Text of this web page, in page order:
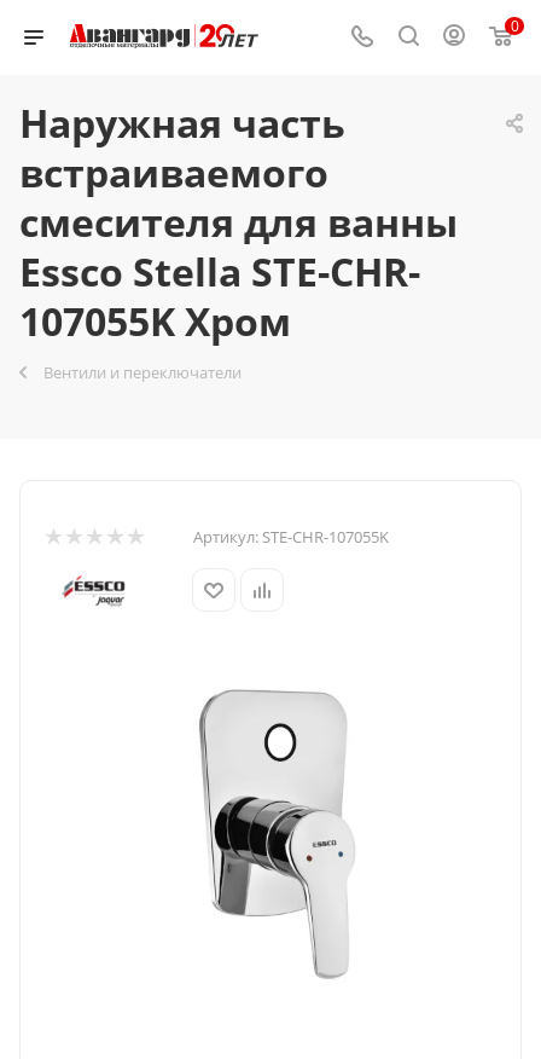
0
Наружная часть
встраиваемого
смесителя для ванны
Essco Stella STE-CHR-
107055K Хром
Вентили и переключатели
Артикул: STE-CHR-107055K